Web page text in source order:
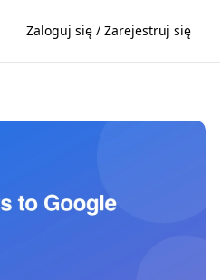
Zaloguj się / Zarejestruj się